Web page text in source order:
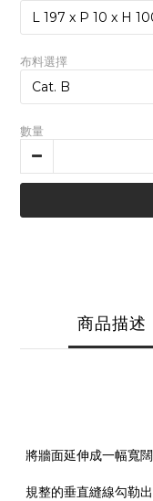
布料選擇
數量
商品描述
將牆面延伸成一幅寬
規整的垂直縫線勾勒